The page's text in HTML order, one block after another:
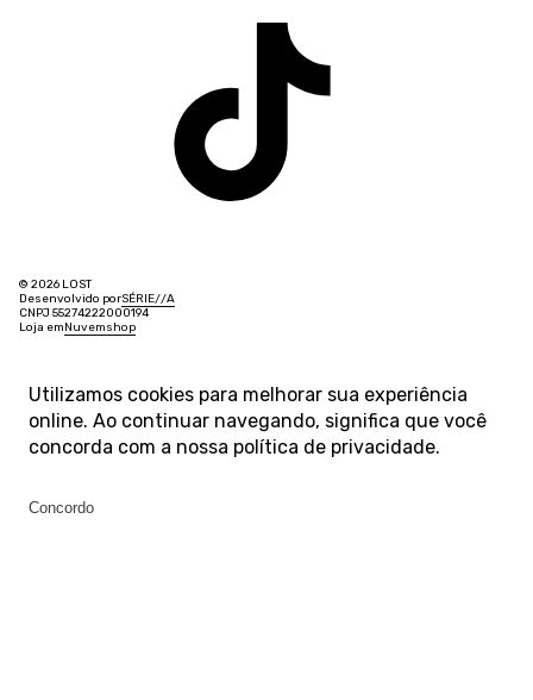
© 2026 LOST
Desenvolvido porSÉRIE//A
CNPJ 55274222000194
Loja emNuvemshop
Utilizamos cookies para melhorar sua experiência
online. Ao continuar navegando, significa que você
concorda com a nossa política de privacidade.
Concordo